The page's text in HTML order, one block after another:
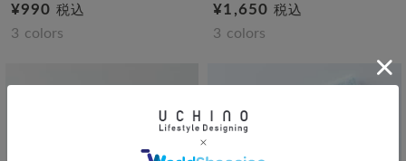
¥990 税込
3 colors
¥1,650 税込
3 colors